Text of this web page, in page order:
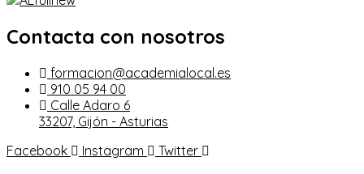
Contacta con nosotros
formacion@academialocal.es
910 05 94 00
Calle Adaro 6
33207, Gijón - Asturias
Facebook
Instagram Twitter